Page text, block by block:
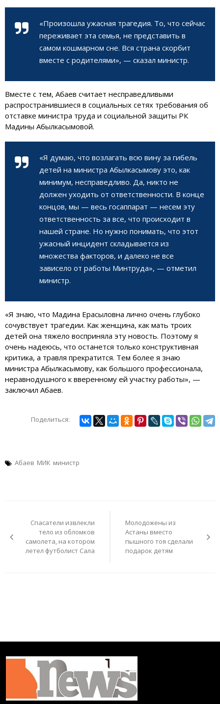
«Произошла ужасная трагедия. То, что сейчас
переживает эта семья, не представить в
самом кошмарном сне. Вся страна скорбит
вместе с родителями», — сказал министр.
Вместе с тем, Абаев считает несправедливыми
распространившиеся в социальных сетях требования об
отставке министра труда и социальной защиты РК
Мадины Абылкасымовой.
«Я думаю, что возлагать всю вину за гибель
детей на министра Абылкасымову это, как
минимум, несправедливо. Да, никто не
должен уходить от ответственности. В конце
концов, мы — весь госаппарат — несем эту
ответственность за все, что происходит в
нашей стране. Но нужно понимать, что этот
ужасный инцидент складывается из
множества факторов, и далеко не все
зависело от работы Минтруда», — отметил
министр.
«Я знаю, что Мадина Ерасыловна лично очень глубоко
сочувствует трагедии. Как женщина, как мать троих
детей она тяжело восприняла эту новость. Поэтому я
очень надеюсь, что останется только конструктивная
критика, а травля прекратится. Тем более я знаю
министра Абылкасымову, как большого профессионала,
неравнодушного к вверенному ей участку работы», —
заключил Абаев.
Поделиться:
Абаев МИК министр
записямСпасатели извлекли
тело из обломков
самолета, на котором
летел футболист Сала
Молодожены из
Астаны вместо
пышного тоя сделали
подарок детям